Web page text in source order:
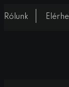
Rólunk